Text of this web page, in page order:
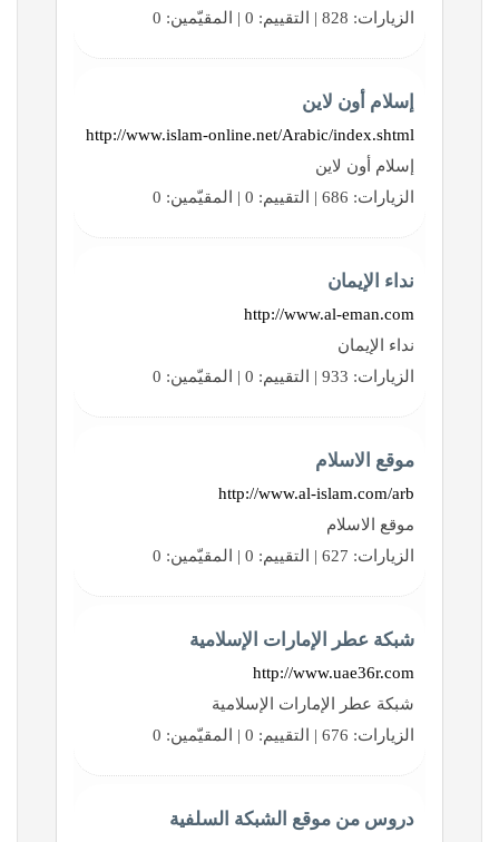
الزيارات: 828 | التقييم: 0 | المقيّمين: 0
إسلام أون لاين
http://www.islam-online.net/Arabic/index.shtml
إسلام أون لاين
الزيارات: 686 | التقييم: 0 | المقيّمين: 0
نداء الإيمان
http://www.al-eman.com
نداء الإيمان
الزيارات: 933 | التقييم: 0 | المقيّمين: 0
موقع الاسلام
http://www.al-islam.com/arb
موقع الاسلام
الزيارات: 627 | التقييم: 0 | المقيّمين: 0
شبكة عطر الإمارات الإسلامية
http://www.uae36r.com
شبكة عطر الإمارات الإسلامية
الزيارات: 676 | التقييم: 0 | المقيّمين: 0
دروس من موقع الشبكة السلفية